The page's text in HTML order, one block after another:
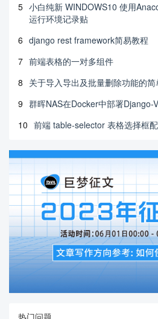
5 小白纯新 WINDOWS10 使用
运行环境记录贴
6 django rest framework简易教程
7 前端表格的一对多组件
8 关于导入导出及批量删除功能的
9 群晖NAS在Docker中部署Django-
10 前端 table-selector 表格选择框
热门问题